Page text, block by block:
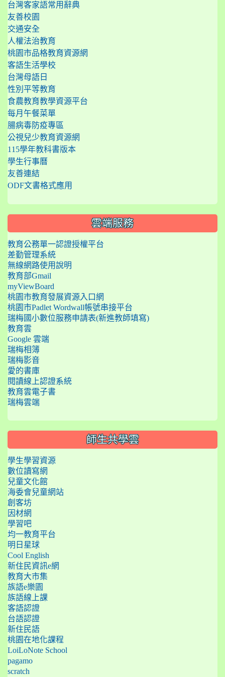
台灣客家語常用辭典
友善校園
交通安全
人權法治教育
桃園市品格教育資源網
客語生活學校
台灣母語日
性別平等教育
食農教育教學資源平台
每月午餐菜單
腸病毒防疫專區
公視兒少教育資源網
115學年教科書版本
學生行事曆
友善連結
ODF文書格式應用
雲端服務
教育公務單一認證授權平台
差勤管理系統
無線網路使用說明
教育部Gmail
myViewBoard
桃園市教育發展資源入口網
桃園市Padlet Wordwall帳號串接平台
瑞梅國小數位服務申請表(新進教師填寫)
教育雲
Google 雲端
瑞梅相簿
瑞梅影音
愛的書庫
閱讀線上認證系統
教育雲電子書
瑞梅雲端
師生共學雲
學生學習資源
數位讀寫網
兒童文化館
海委會兒童網站
創客坊
因材網
學習吧
均一教育平台
明日星球
Cool English
新住民資訊e網
教育大市集
族語e樂園
族語線上課
客語認證
台語認證
新住民語
桃園在地化課程
LoiLoNote School
pagamo
scratch